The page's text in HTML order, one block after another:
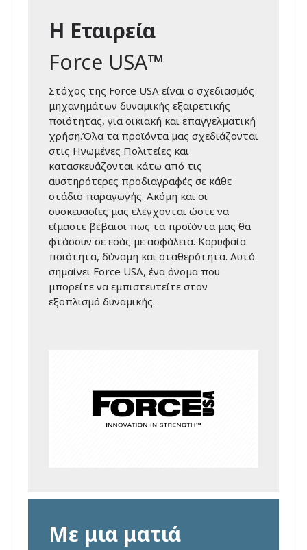
Η Εταιρεία
Force USA™
Στόχος της Force USA είναι ο σχεδιασμός
μηχανημάτων δυναμικής εξαιρετικής
ποιότητας, για οικιακή και επαγγελματική
χρήση.Όλα τα προϊόντα μας σχεδιάζονται
στις Ηνωμένες Πολιτείες και
κατασκευάζονται κάτω από τις
αυστηρότερες προδιαγραφές σε κάθε
στάδιο παραγωγής. Ακόμη και οι
συσκευασίες μας ελέγχονται ώστε να
είμαστε βέβαιοι πως τα προϊόντα μας θα
φτάσουν σε εσάς με ασφάλεια. Κορυφαία
ποιότητα, δύναμη και σταθερότητα. Αυτό
σημαίνει Force USA, ένα όνομα που
μπορείτε να εμπιστευτείτε στον
εξοπλισμό δυναμικής.
Με μια ματιά